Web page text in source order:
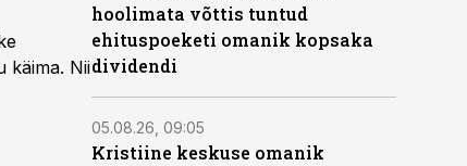
käima. Nii
hoolimata võttis tuntud
ehituspoeketi omanik kopsaka
dividendi
05.08.26, 09:05
Kristiine keskuse omanik